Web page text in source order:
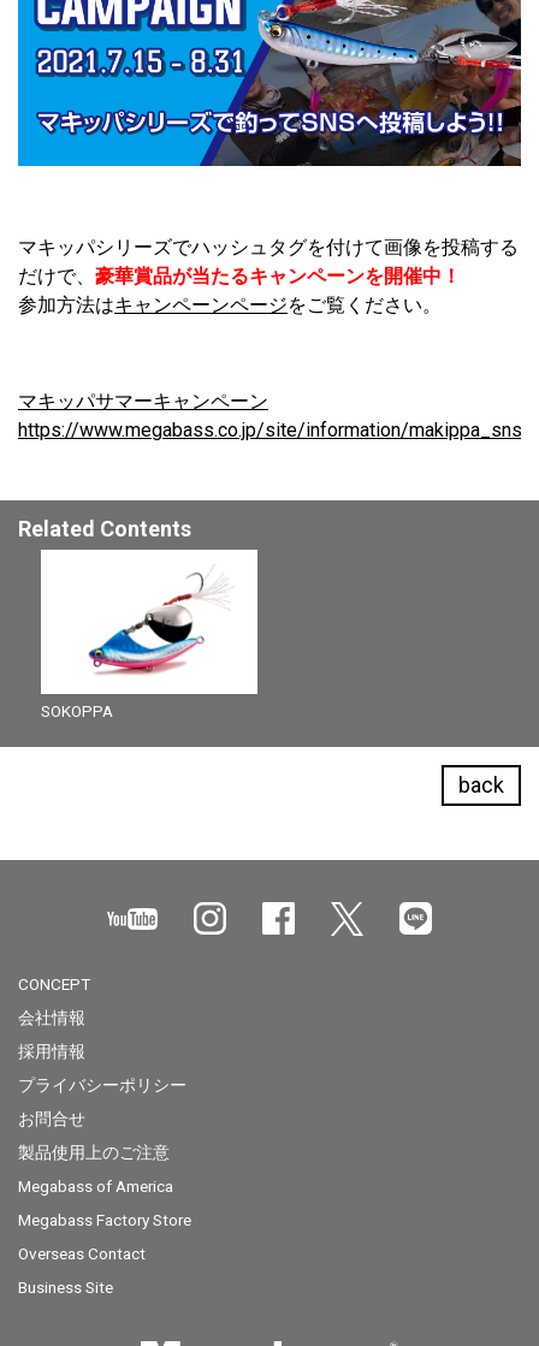
マキッパシリーズでハッシュタグを付けて画像を投稿する
だけで、 豪華賞品が当たるキャンペーンを開催中！
参加方法はキャンペーンページをご覧ください。
マキッパサマーキャンペーン
https://www.megabass.co.jp/site/information/
Related Contents
SOKOPPA
back
CONCEPT
会社情報
採用情報
プライバシーポリシー
お問合せ
製品使用上のご注意
Megabass of America
Megabass Factory Store
Overseas Contact
Business Site